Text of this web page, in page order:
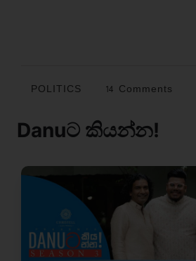
POLITICS 14 Comments